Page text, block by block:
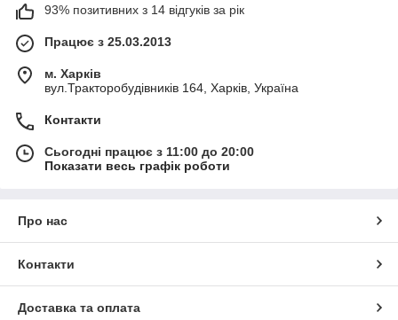
93% позитивних з 14 відгуків за рік
Працює з 25.03.2013
м. Харків
вул.Тракторобудівників 164, Харків, Україна
Контакти
Сьогодні працює з 11:00 до 20:00
Показати весь графік роботи
Про нас
Контакти
Доставка та оплата